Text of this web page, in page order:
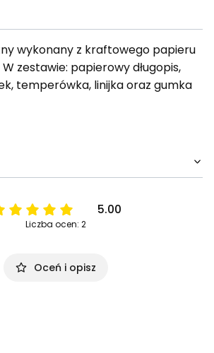
wykonany z kraftowego papieru
zestawie: papierowy długopis,
temperówka, linijka oraz gumka
5.00
Liczba ocen: 2
Oceń i opisz